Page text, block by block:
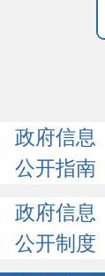
政府信息
公开指南
政府信息
公开制度